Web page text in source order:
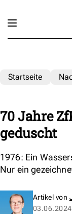
Startseite
70 Jahre
geduscht
1976: Ein
Nur ein
Artikel von